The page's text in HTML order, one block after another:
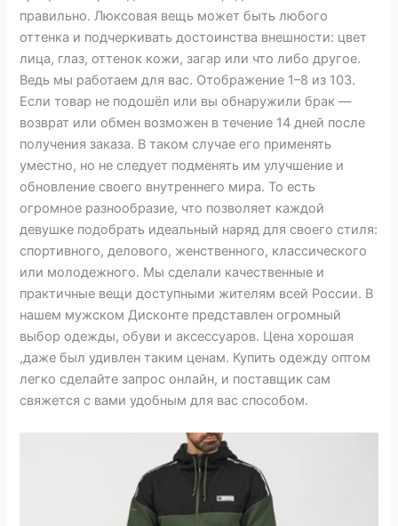
правильно. Люксовая вещь может быть любого
оттенка и подчеркивать достоинства внешности: цвет
лица, глаз, оттенок кожи, загар или что либо другое.
Ведь мы работаем для вас. Отображение 1–8 из 103.
Если товар не подошёл или вы обнаружили брак —
возврат или обмен возможен в течение 14 дней после
получения заказа. В таком случае его применять
уместно, но не следует подменять им улучшение и
обновление своего внутреннего мира. То есть
огромное разнообразие, что позволяет каждой
девушке подобрать идеальный наряд для своего стиля:
спортивного, делового, женственного, классического
или молодежного. Мы сделали качественные и
практичные вещи доступными жителям всей России. В
нашем мужском Дисконте представлен огромный
выбор одежды, обуви и аксессуаров. Цена хорошая
,даже был удивлен таким ценам. Купить одежду оптом
легко сделайте запрос онлайн, и поставщик сам
свяжется с вами удобным для вас способом.